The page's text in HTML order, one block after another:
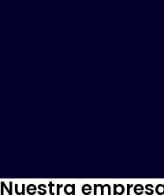
Nuestra